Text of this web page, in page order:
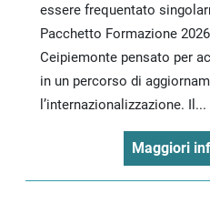
essere frequentato
Pacchetto Formazione
Ceipiemonte pensato per
in un percorso di
l’internazionalizzazione. Il...
Maggiori